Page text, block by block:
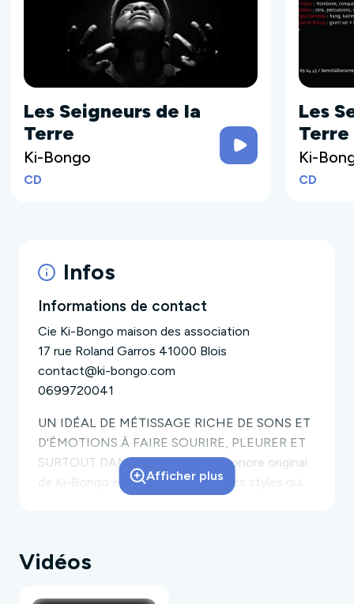
Les Seigneurs de la
Terre
Ki-Bongo
CD
Les
Terre
Ki-
CD
Infos
Informations de contact
Cie Ki-Bongo maison des association
17 rue Roland Garros 41000 Blois
contact@ki-bongo.com
0699720041
UN IDÉAL DE MÉTISSAGE RICHE DE SONS ET
D'ÉMOTIONS À FAIRE SOURIRE, PLEURER ET
SURTOUT DANSER !!!
L'univers sonore original
de Ki-Bongo est marqué par tous les styles qui
colombien, ragga, rock, raï, reggae...).
percussions, flûtes, conques, cuivres) et
Afficher plus
Vidéos